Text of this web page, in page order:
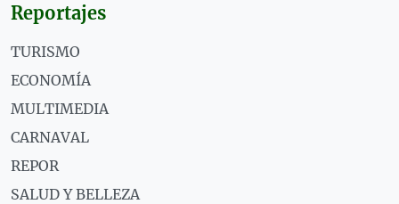
Reportajes
TURISMO
ECONOMÍA
MULTIMEDIA
CARNAVAL
REPOR
SALUD Y BELLEZA